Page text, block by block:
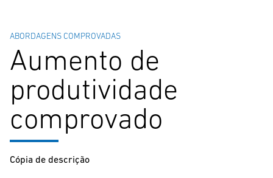
ABORDAGENS COMPROVADAS
Aumento de
produtividade
comprovado
Cópia de descrição